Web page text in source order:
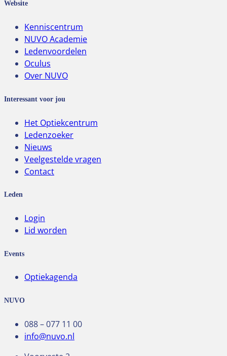
Website
Kenniscentrum
NUVO Academie
Ledenvoordelen
Oculus
Over NUVO
Interessant voor jou
Het Optiekcentrum
Ledenzoeker
Nieuws
Veelgestelde vragen
Contact
Leden
Login
Lid worden
Events
Optiekagenda
NUVO
088 – 077 11 00
info@nuvo.nl